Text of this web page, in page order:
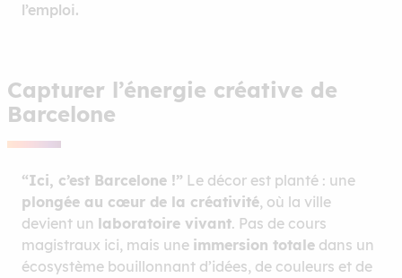
l’emploi.
Capturer l’énergie créative de
Barcelone
“Ici, c’est Barcelone !” Le décor est planté : une
plongée au cœur de la créativité, où la ville
devient un laboratoire vivant. Pas de cours
magistraux ici, mais une immersion totale dans un
écosystème bouillonnant d’idées, de couleurs et de